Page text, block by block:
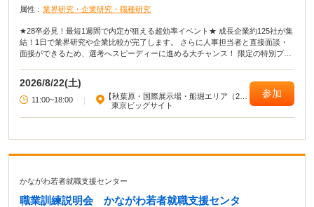
属性 : 業界研究・企業研究・職種研究
★28卒必見！最短1週間で内定が狙える超効率イベント★ 成長企業約125社が集
結！1日で業界研究や企業比較が完了します。 さらに人事担当者と直接面談・
面接ができるため、選考へスピーディーに進める大チャンス！ 限定の特別プロ
2026/8/22(土)
11:00~18:00
【秋葉原・国際展示場・船堀エリア（23
区東部）】
東京ビッグサイト
参加
かながわ若者就職支援センター
職業訓練説明会 かながわ若者就職支援センタ